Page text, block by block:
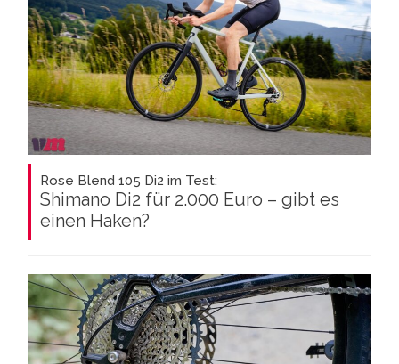
Rose Blend 105 Di2 im Test:
Shimano Di2 für 2.000 Euro – gibt es
einen Haken?